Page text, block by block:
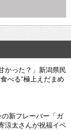
かった？」新潟県民
べる”極上えだまめ
新フレーバー「ガ
涼太さんが祝福イベ